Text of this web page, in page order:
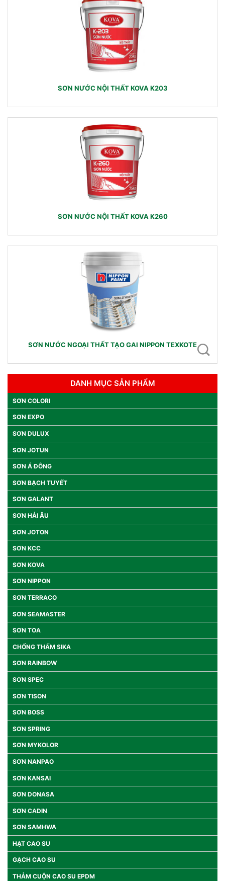
SƠN NƯỚC NỘI THẤT KOVA K203
SƠN NƯỚC NỘI THẤT KOVA K260
SƠN NƯỚC NGOẠI THẤT TẠO GAI NIPPON TEXKOTE
DANH MỤC SẢN PHẨM
SƠN COLORI
SƠN EXPO
SƠN DULUX
SƠN JOTUN
SƠN Á ĐÔNG
SƠN BẠCH TUYẾT
SƠN GALANT
SƠN HẢI ÂU
SƠN JOTON
SƠN KCC
SƠN KOVA
SƠN NIPPON
SƠN TERRACO
SƠN SEAMASTER
SƠN TOA
CHỐNG THẤM SIKA
SƠN RAINBOW
SƠN SPEC
SƠN TISON
SƠN BOSS
SƠN SPRING
SƠN MYKOLOR
SƠN NANPAO
SƠN KANSAI
SƠN DONASA
SƠN CADIN
SƠN SAMHWA
HẠT CAO SU
GẠCH CAO SU
THẢM CUỘN CAO SU EPDM